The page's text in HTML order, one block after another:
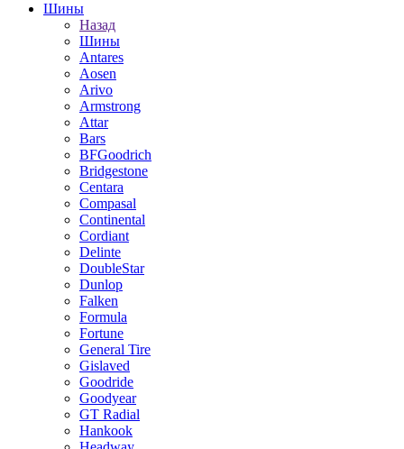
Шины
Назад
Шины
Antares
Aosen
Arivo
Armstrong
Attar
Bars
BFGoodrich
Bridgestone
Centara
Compasal
Continental
Cordiant
Delinte
DoubleStar
Dunlop
Falken
Formula
Fortune
General Tire
Gislaved
Goodride
Goodyear
GT Radial
Hankook